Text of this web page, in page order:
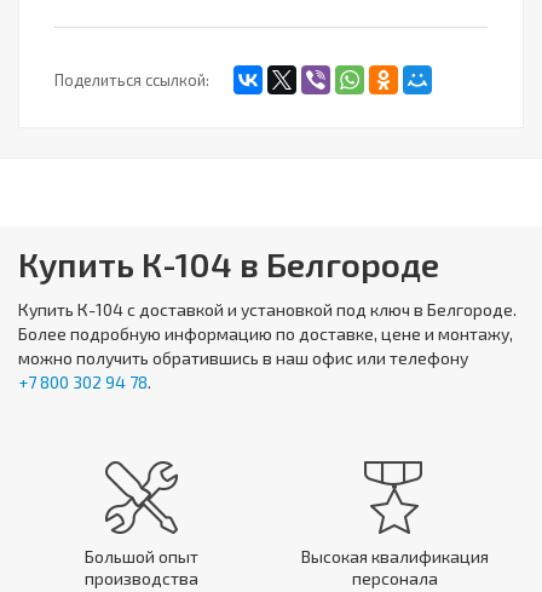
Поделиться ссылкой:
Купить К-104 в Белгороде
Купить К-104с доставкой и установкой под ключ в Белгороде.
Более подробную информацию по доставке, цене и монтажу,
можно получить обратившись в наш офис или телефону
+7 800 302 94 78.
Большой опыт
производства
Высокая квалификация
персонала